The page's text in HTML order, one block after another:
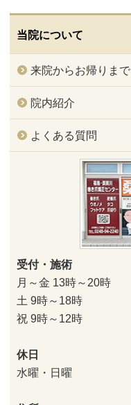
当院について
来院からお帰りまで
院内紹介
よくある質問
受付・施術
月～金 13時～20時
土 9時～18時
祝 9時～12時
休日
水曜・日曜